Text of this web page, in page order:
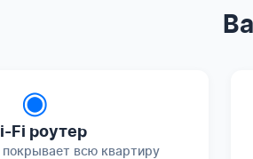
◉
Fi роутер
всю квартиру